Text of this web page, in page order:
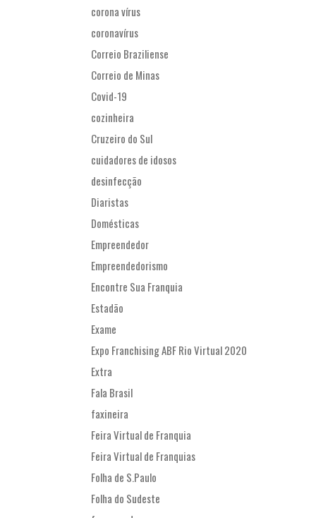
corona vírus
coronavírus
Correio Braziliense
Correio de Minas
Covid-19
cozinheira
Cruzeiro do Sul
cuidadores de idosos
desinfecção
Diaristas
Domésticas
Empreendedor
Empreendedorismo
Encontre Sua Franquia
Estadão
Exame
Expo Franchising ABF Rio Virtual 2020
Extra
Fala Brasil
faxineira
Feira Virtual de Franquia
Feira Virtual de Franquias
Folha de S.Paulo
Folha do Sudeste